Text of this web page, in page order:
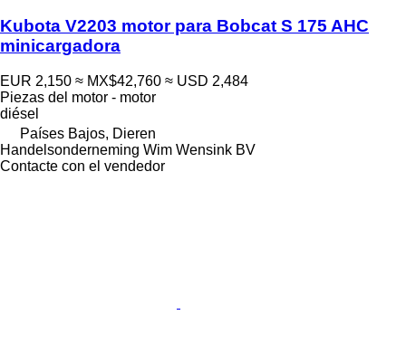
Kubota V2203 motor para Bobcat S 175 AHC
minicargadora
EUR 2,150 ≈ MX$42,760 ≈ USD 2,484
Piezas del motor - motor
diésel
Países Bajos, Dieren
Handelsonderneming Wim Wensink BV
Contacte con el vendedor